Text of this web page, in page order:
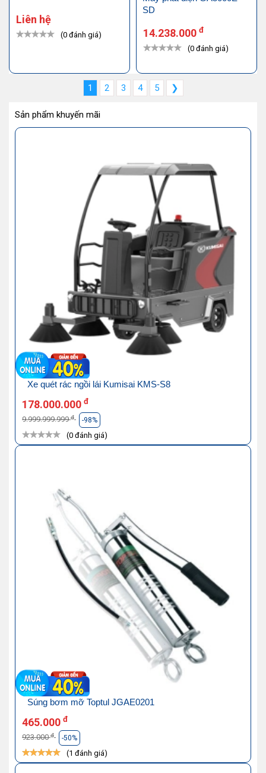
Liên hệ
(0 đánh giá)
SD
14.238.000 đ
(0 đánh giá)
1 2 3 4 5 ❯
Sản phẩm khuyến mãi
Xe quét rác ngồi lái Kumisai KMS-S8
178.000.000 đ
9.999.999.999đ -98%
(0 đánh giá)
Súng bơm mỡ Toptul JGAE0201
465.000 đ
923.000đ -50%
(1 đánh giá)